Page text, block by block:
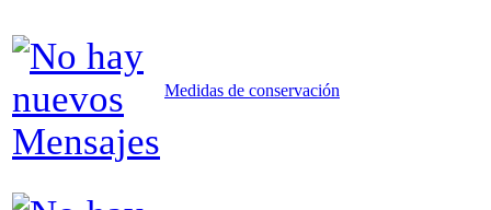
Medidas de conservación